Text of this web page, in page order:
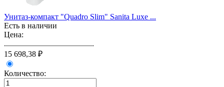
Унитаз-компакт "Quadro Slim" Sanita Luxe ...
Есть в наличии
Цена:
.............................................
15 698,38 ₽
Количество: